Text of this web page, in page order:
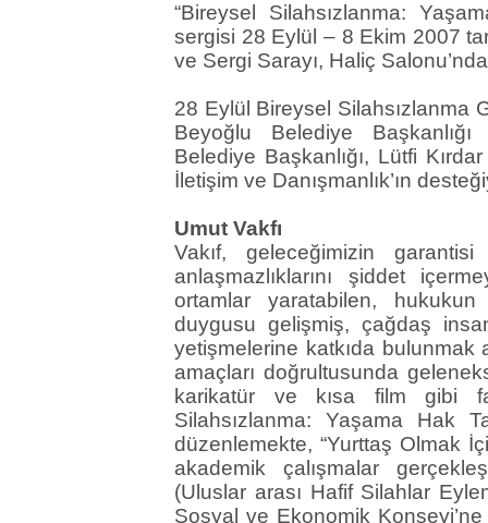
“Bireysel Silahsızlanma:
sergisi 28 Eylül – 8 Ekim 2007
ve Sergi Sarayı, Haliç
28 Eylül Bireysel Silahsızlanma
Beyoğlu Belediye
Belediye Başkanlığı, Lütfi
İletişim ve Danışmanlık’ın
Umut Vakfı
Vakıf, geleceğimizin
anlaşmazlıklarını şiddet
ortamlar yaratabilen,
duygusu gelişmiş, çağdaş
yetişmelerine katkıda bulunmak
amaçları doğrultusunda
karikatür ve kısa film gibi
Silahsızlanma: Yaşama Hak
düzenlemekte, “Yurttaş Olmak
akademik çalışmalar
(Uluslar arası Hafif Silahlar
Sosyal ve Ekonomik